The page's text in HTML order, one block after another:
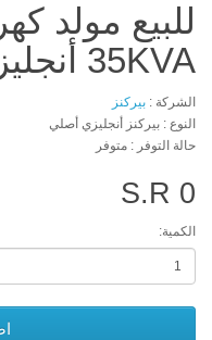
للبيع مولد
35KVA أنجليزي أصلي (جديد)
الشركة : بيركنز
النوع : بيركنز أنجليزي أصلي
حالة التوفر : متوفر
S.R 0
الكمية: